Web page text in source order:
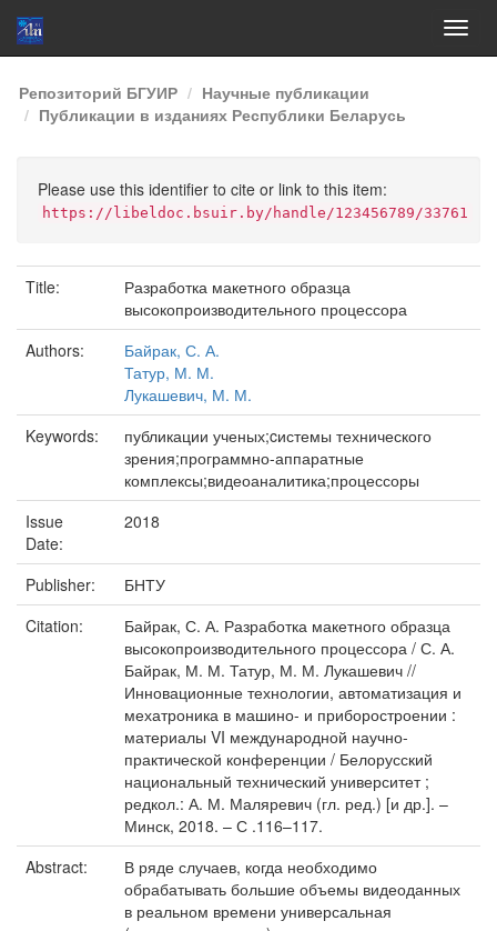
Skip
navigation
Репозиторий БГУИР
Научные публикации
Публикации в изданиях Республики Беларусь
Please use this identifier to cite or link to this item:
https://libeldoc.bsuir.by/handle/123456789/33761
Title:
Разработка макетного образца
высокопроизводительного процессора
Authors:
Байрак, С. А.
Татур, М. М.
Лукашевич, М. М.
Keywords:
публикации ученых;cистемы технического
зрения;программно-аппаратные
комплексы;видеоаналитика;процессоры
Issue
Date:
2018
Publisher:
БНТУ
Citation:
Байрак, С. А. Разработка макетного образца
высокопроизводительного процессора / С. А.
Байрак, М. М. Татур, М. М. Лукашевич //
Инновационные технологии, автоматизация и
мехатроника в машино- и приборостроении :
материалы VI международной научно-
практической конференции / Белорусский
национальный технический университет ;
редкол.: А. М. Маляревич (гл. ред.) [и др.]. –
Минск, 2018. – С .116–117.
Abstract:
В ряде случаев, когда необходимо
обрабатывать большие объемы видеоданных
в реальном времени универсальная